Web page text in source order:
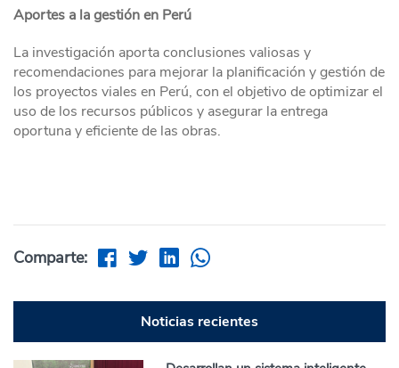
Aportes a la gestión en Perú
La investigación aporta conclusiones valiosas y
recomendaciones para mejorar la planificación y gestión de
los proyectos viales en Perú, con el objetivo de optimizar el
uso de los recursos públicos y asegurar la entrega
oportuna y eficiente de las obras.
Comparte:
Noticias recientes